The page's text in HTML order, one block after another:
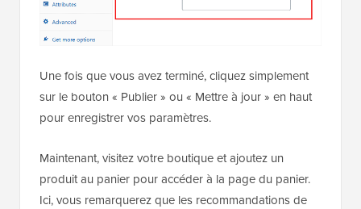
Une fois que vous avez terminé, cliquez simplement
sur le bouton « Publier » ou « Mettre à jour » en haut
pour enregistrer vos paramètres.
Maintenant, visitez votre boutique et ajoutez un
produit au panier pour accéder à la page du panier.
Ici, vous remarquerez que les recommandations de